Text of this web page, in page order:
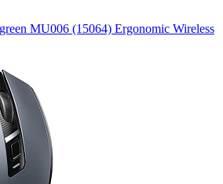
MU006 (15064) Ergonomic Wireless